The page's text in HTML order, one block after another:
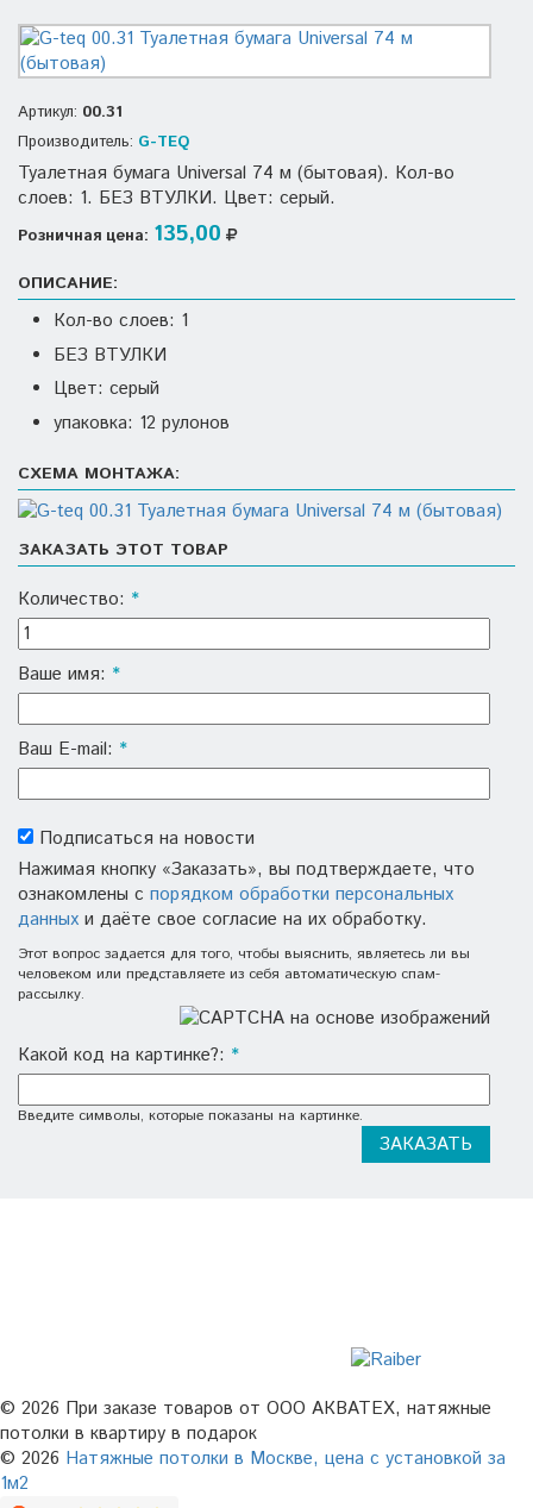
Артикул: 00.31
Производитель: G-TEQ
Туалетная бумага Universal 74 м (бытовая). Кол-во
слоев: 1. БЕЗ ВТУЛКИ. Цвет: серый.
Розничная цена: 135,00
ОПИСАНИЕ:
Кол-во слоев: 1
БЕЗ ВТУЛКИ
Цвет: серый
упаковка: 12 рулонов
СХЕМА МОНТАЖА:
ЗАКАЗАТЬ ЭТОТ ТОВАР
Количество: *
Ваше имя: *
Ваш E-mail: *
Подписаться на новости
Нажимая кнопку «Заказать», вы подтверждаете, что
ознакомлены с порядком обработки персональных
данных и даёте свое согласие на их обработку.
Этот вопрос задается для того, чтобы выяснить, являетесь ли вы
человеком или представляете из себя автоматическую спам-
рассылку.
Какой код на картинке?: *
Введите символы, которые показаны на картинке.
© 2026 При заказе товаров от ООО АКВАТЕХ, натяжные
потолки в квартиру в подарок
© 2026 Натяжные потолки в Москве, цена с установкой за
1м2